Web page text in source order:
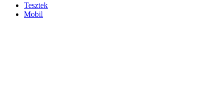
Tesztek
Mobil